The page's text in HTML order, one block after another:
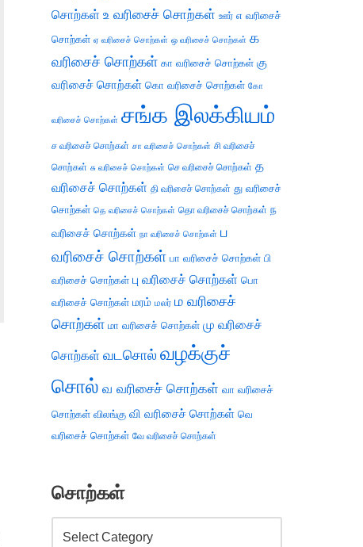
சொற்கள் உ வரிசைச் சொற்கள் ஊர் எ வரிசைச்
சொற்கள் ஏ வரிசைச் சொற்கள் ஒ வரிசைச் சொற்கள் க
வரிசைச் சொற்கள் கா வரிசைச் சொற்கள் கு
வரிசைச் சொற்கள் கொ வரிசைச் சொற்கள் கோ
வரிசைச் சொற்கள் சங்க இலக்கியம்
ச வரிசைச் சொற்கள் சா வரிசைச் சொற்கள் சி வரிசைச்
சொற்கள் சு வரிசைச் சொற்கள் செ வரிசைச் சொற்கள் த
வரிசைச் சொற்கள் தி வரிசைச் சொற்கள் து வரிசைச்
சொற்கள் தெ வரிசைச் சொற்கள் தொ வரிசைச் சொற்கள் ந
வரிசைச் சொற்கள் நா வரிசைச் சொற்கள் ப
வரிசைச் சொற்கள் பா வரிசைச் சொற்கள் பி
வரிசைச் சொற்கள் பு வரிசைச் சொற்கள் பொ
வரிசைச் சொற்கள் மரம் மலர் ம வரிசைச்
சொற்கள் மா வரிசைச் சொற்கள் மு வரிசைச்
சொற்கள் வடசொல் வழக்குச்
சொல் வ வரிசைச் சொற்கள் வா வரிசைச்
சொற்கள் விலங்கு வி வரிசைச் சொற்கள் வெ
வரிசைச் சொற்கள் வே வரிசைச் சொற்கள்
சொற்கள்